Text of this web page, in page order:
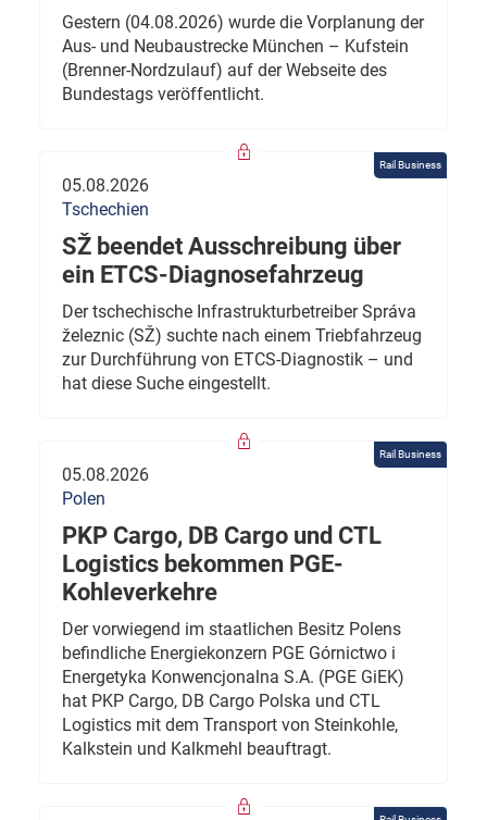
Gestern (04.08.2026) wurde die Vorplanung der
Aus- und Neubaustrecke München – Kufstein
(Brenner-Nordzulauf) auf der Webseite des
Bundestags veröffentlicht.
Rail Business
05.08.2026
Tschechien
SŽ beendet Ausschreibung über
ein ETCS-Diagnosefahrzeug
Der tschechische Infrastrukturbetreiber Správa
železnic (SŽ) suchte nach einem Triebfahrzeug
zur Durchführung von ETCS-Diagnostik – und
hat diese Suche eingestellt.
Rail Business
05.08.2026
Polen
PKP Cargo, DB Cargo und CTL
Logistics bekommen PGE-
Kohleverkehre
Der vorwiegend im staatlichen Besitz Polens
befindliche Energiekonzern PGE Górnictwo i
Energetyka Konwencjonalna S.A. (PGE GiEK)
hat PKP Cargo, DB Cargo Polska und CTL
Logistics mit dem Transport von Steinkohle,
Kalkstein und Kalkmehl beauftragt.